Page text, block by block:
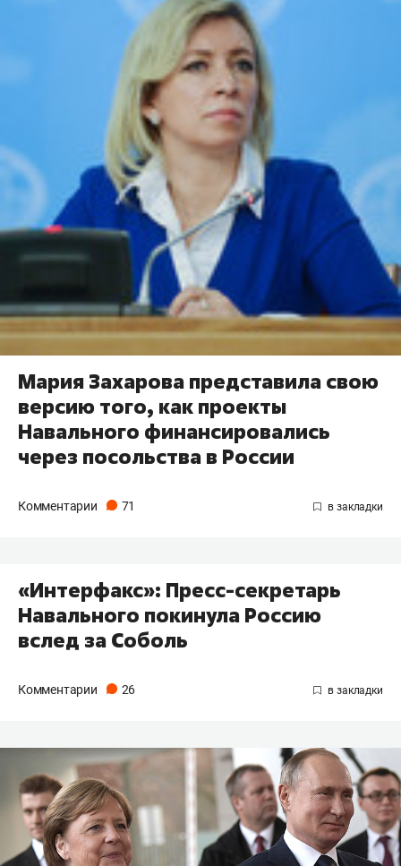
Мария Захарова представила свою
версию того, как проекты
Навального финансировались
через посольства в России
Комментарии 71
«Интерфакс»: Пресс-секретарь
Навального покинула Россию
вслед за Соболь
Комментарии 26